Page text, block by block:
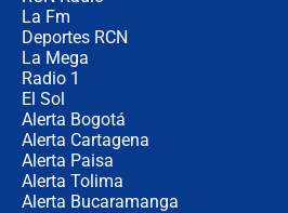
La Fm
Deportes RCN
La Mega
Radio 1
El Sol
Alerta Bogotá
Alerta Cartagena
Alerta Paisa
Alerta Tolima
Alerta Bucaramanga